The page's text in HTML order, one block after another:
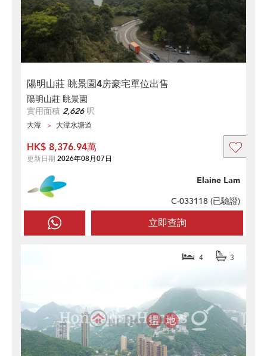
陽明山莊 眺景園4房豪宅單位出售
陽明山莊 眺景園
實用面積 2,626呎
大潭 大潭水塘道
立即查詢
Elaine Lam
C-033118 (已驗證)
HK$ 8,376.94萬
更新日期 2026年08月07日
4 3